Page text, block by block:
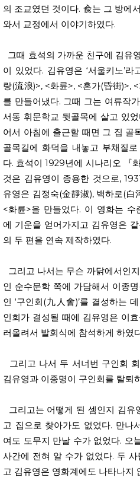
의 조교였던 것이다. 兪는 그 방에
와서 교정에서 이야기하였다.
그때 효석의 가까운 친구에 김유
이 있었다. 김유영은 ‘서울키노’
랑(流浪)>, <화륜>, <혼가(昏街)>,
를 만들어냈다. 그때 그는 여류작
서동 휘문학교 뒷골목에 살고 있
어서 아침에 출근할 때면 그 집 골
골목길에 화덕을 내놓고 부채질
다. 효석이 1929년에 시나리오 『
것은 김유영이 종용한 것으로,
유영은 김정숙(金靜淑), 백하로(
<화륜>을 만들었다. 이 영화는 수
에 기운을 얻어가지고 김유영은
의 두 편을 연속 제작하였다.
그리고 나서는 무슨 까닭에서인
인 순수문학 쪽에 가담해서 이종
인 ‘구인회(九人會)’를 결성하는
인회가 결성될 때에 김유영은 이
러올려서 발회식에 참석하게 하였
그리고 나서 두 서너번 구인회
김유영과 이종명이 구인회를 탈퇴
그리고는 어떻게 된 셈인지 김유
고 집으로 찾아가도 없었다. 만나
여도 도무지 만날 수가 없었다. 오
사간에 전혀 알 수가 없었다. 두
고 김유영은 영화계에도 나타나지